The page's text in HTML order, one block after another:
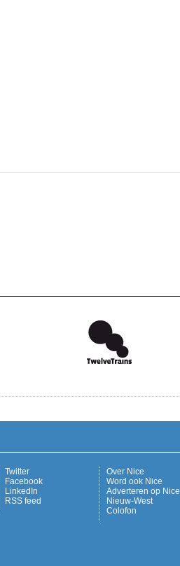
Over Nice
Word ook Nice
Adverteren op Nice
Nieuw-West
Colofon
Twitter
Facebook
LinkedIn
RSS feed